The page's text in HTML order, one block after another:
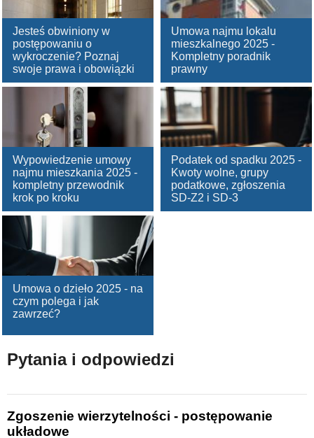
Jesteś obwiniony w
postępowaniu o
wykroczenie? Poznaj
swoje prawa i obowiązki
Umowa najmu lokalu
mieszkalnego 2025 -
Kompletny poradnik
prawny
Wypowiedzenie umowy
najmu mieszkania 2025 -
kompletny przewodnik
krok po kroku
Podatek od spadku 2025 -
Kwoty wolne, grupy
podatkowe, zgłoszenia
SD-Z2 i SD-3
Umowa o dzieło 2025 - na
czym polega i jak
zawrzeć?
Pytania i odpowiedzi
Zgoszenie wierzytelności - postępowanie
układowe